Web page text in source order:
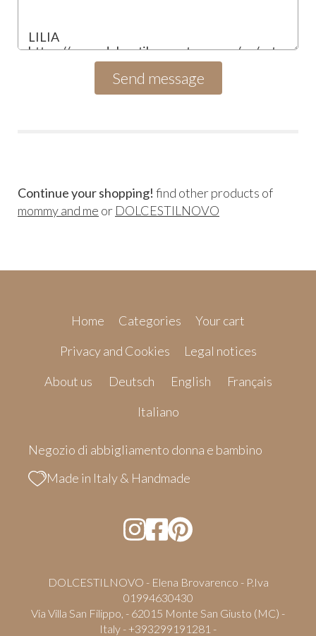
Continue your shopping! find other products of
mommy and me or DOLCESTILNOVO
Home Categories
Your cart
Privacy and Cookies
Legal notices
About us
Deutsch English
Français
Italiano
Negozio di abbigliamento donna e bambino
Made in Italy & Handmade
DOLCESTILNOVO - Elena Brovarenco - P.Iva
01994630430
Via Villa San Filippo, - 62015 Monte San Giusto (MC) -
Italy - +393299191281 -